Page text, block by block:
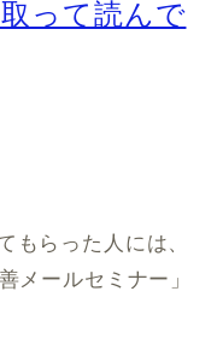
って読んで
もらった人には、
メールセミナー」